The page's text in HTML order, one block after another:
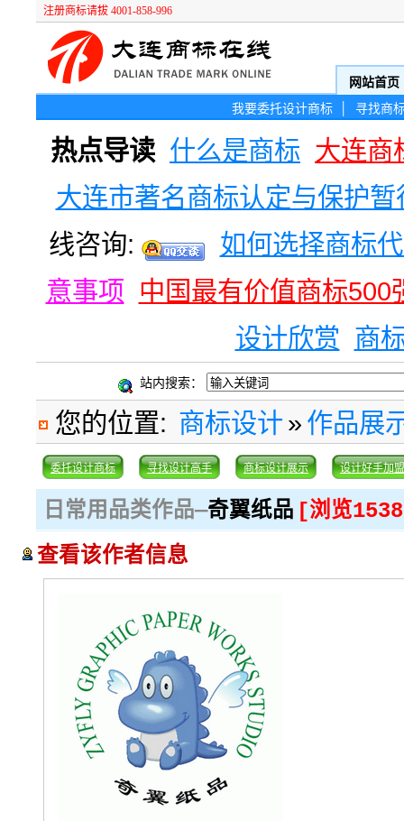
注册商标请拔 4001-858-996
网站首页
我要委托设计商标
寻找商
热点导读 什么是商标 大连商
大连市著名商标认定与保护暂
线咨询:
如何选择商标
意事项 中国最有价值商标500
设计欣赏 商
站内搜索：
您的位置: 商标设计 » 作品展
委托设计商标 寻找设计高手 商标设计展示 设计好手加盟
日常用品类作品—奇翼纸品 [浏览
查看该作者信息